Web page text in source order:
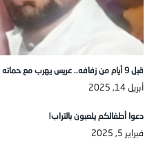
قبل 9 أيام من زفافه.. عريس يهرب مع حماته
أبريل 14, 2025
دعوا أطفالكم يلعبون بالتراب!
فبراير 5, 2025